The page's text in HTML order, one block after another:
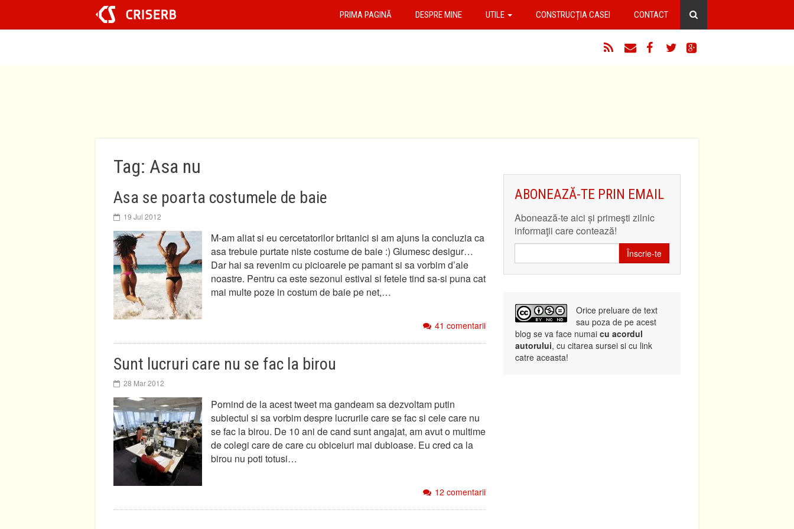
conținut
PRIMA PAGINĂ DESPRE MINE UTILE CONSTRUCȚIA CASEI CONTACT
Tag: Asa nu
Asa se poarta costumele de baie
19 Jul 2012
M-am aliat si eu cercetatorilor britanici si am ajuns la concluzia ca
asa trebuie purtate niste costume de baie :) Glumesc desigur…
Dar hai sa revenim cu picioarele pe pamant si sa vorbim d’ale
noastre. Pentru ca este sezonul estival si fetele tind sa-si puna cat
mai multe poze in costum de baie pe net,…
41 comentarii
Sunt lucruri care nu se fac la birou
28 Mar 2012
Pornind de la acest tweet ma gandeam sa dezvoltam putin
subiectul si sa vorbim despre lucrurile care se fac si cele care nu
se fac la birou. De 10 ani de cand sunt angajat, am avut o multime
de colegi care de care cu obiceiuri mai dubioase. Eu cred ca la
birou nu poti totusi…
12 comentarii
ABONEAZĂ-TE PRIN EMAIL
Abonează-te aici și primeşti zilnic
informaţii care contează!
Înscrie-te
Orice preluare de text
sau poza de pe acest
blog se va face numai cu acordul
autorului, cu citarea sursei si cu link
catre aceasta!